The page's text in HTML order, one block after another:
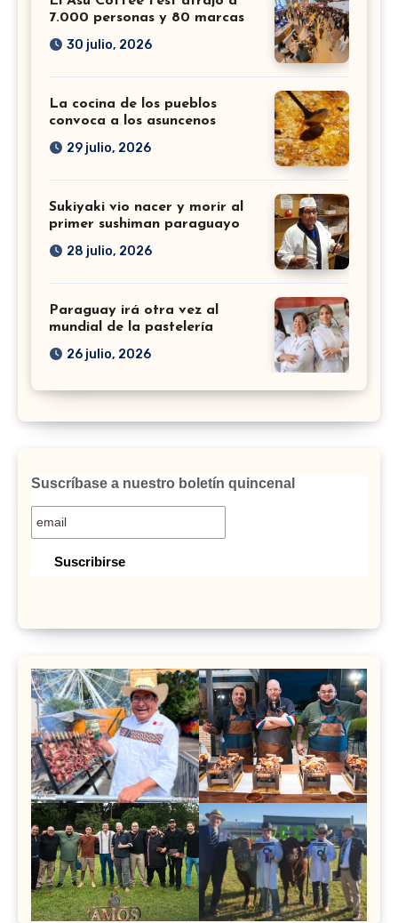
7.000 personas y 80 marcas
30 julio, 2026
La cocina de los pueblos
convoca a los asuncenos
29 julio, 2026
Sukiyaki vio nacer y morir al
primer sushiman paraguayo
28 julio, 2026
Paraguay irá otra vez al
mundial de la pastelería
26 julio, 2026
Suscríbase a nuestro boletín quincenal